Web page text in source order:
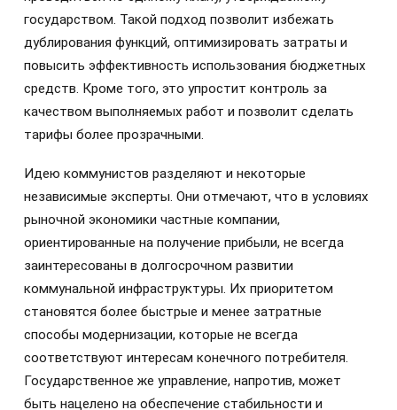
государством. Такой подход позволит избежать
дублирования функций, оптимизировать затраты и
повысить эффективность использования бюджетных
средств. Кроме того, это упростит контроль за
качеством выполняемых работ и позволит сделать
тарифы более прозрачными.
Идею коммунистов разделяют и некоторые
независимые эксперты. Они отмечают, что в условиях
рыночной экономики частные компании,
ориентированные на получение прибыли, не всегда
заинтересованы в долгосрочном развитии
коммунальной инфраструктуры. Их приоритетом
становятся более быстрые и менее затратные
способы модернизации, которые не всегда
соответствуют интересам конечного потребителя.
Государственное же управление, напротив, может
быть нацелено на обеспечение стабильности и